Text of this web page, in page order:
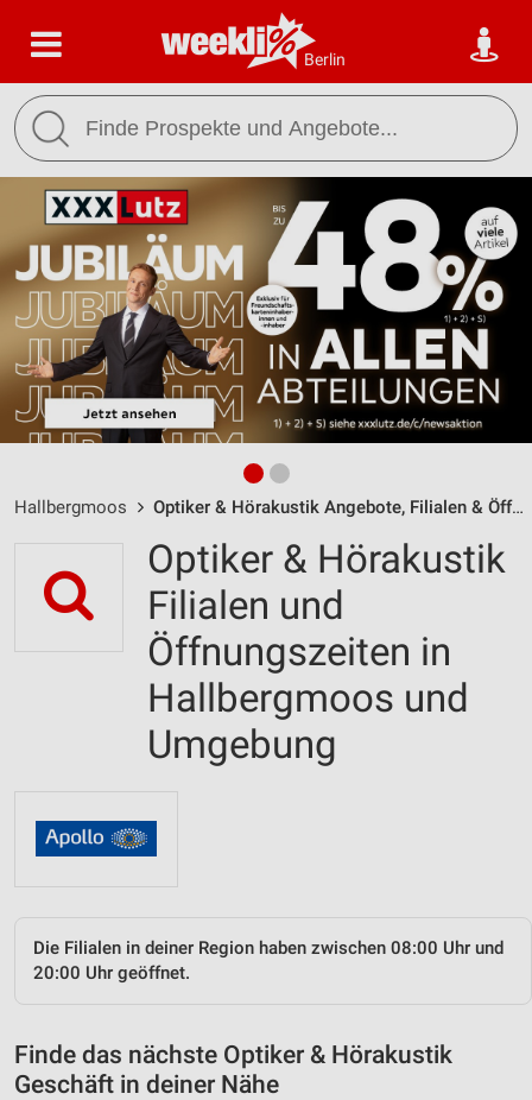
Berlin
Hallbergmoos Optiker & Hörakustik Angebote, Filialen & Öffnungszeiten
Optiker & Hörakustik
Filialen und
Öffnungszeiten in
Hallbergmoos und
Umgebung
Die Filialen in deiner Region haben zwischen 08:00 Uhr und
20:00 Uhr geöffnet.
Finde das nächste Optiker & Hörakustik
Geschäft in deiner Nähe